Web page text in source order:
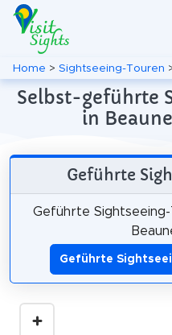
Home > Sightseeing-Touren
Selbst-geführte
in
Geführte
Geführte
Geführte